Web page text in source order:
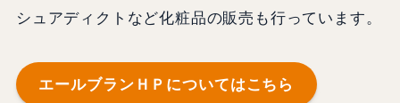
シュアディクトなど化粧品の販売も行っています。
エールブランＨＰについてはこちら